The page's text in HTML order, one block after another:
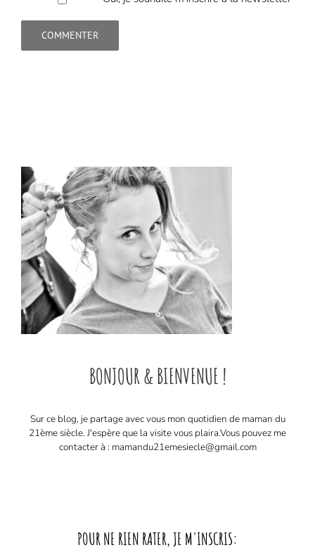
BONJOUR & BIENVENUE !
Sur ce blog, je partage avec vous mon quotidien de maman du
21ème siècle. J'espère que la visite vous plaira. ​ Vous pouvez me
contacter à : mamandu21emesiecle@gmail.com
POUR NE RIEN RATER, JE M'INSCRIS: